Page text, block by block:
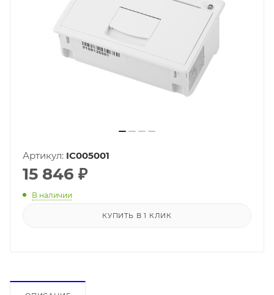
Артикул: IC005001
15 846 ₽
В наличии
КУПИТЬ В 1 КЛИК